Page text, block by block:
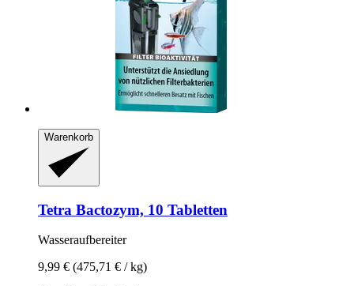
Warenkorb
Tetra Bactozym, 10 Tabletten
Wasseraufbereiter
9,99 € (475,71 € / kg)